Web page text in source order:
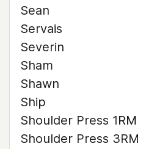
Sean
Servais
Severin
Sham
Shawn
Ship
Shoulder Press 1RM
Shoulder Press 3RM